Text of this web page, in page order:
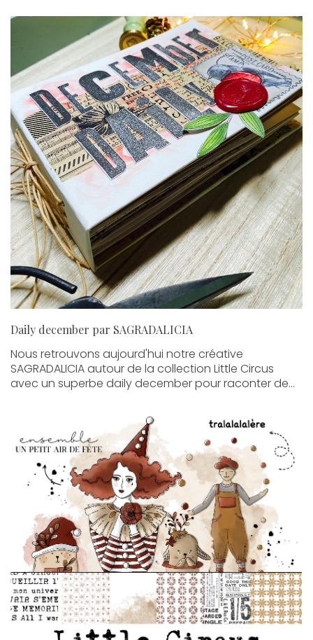
Daily december par SAGRADALICIA
Nous retrouvons aujourd'hui notre créative
SAGRADALICIA autour de la collection Little Circus
avec un superbe daily december pour raconter de...